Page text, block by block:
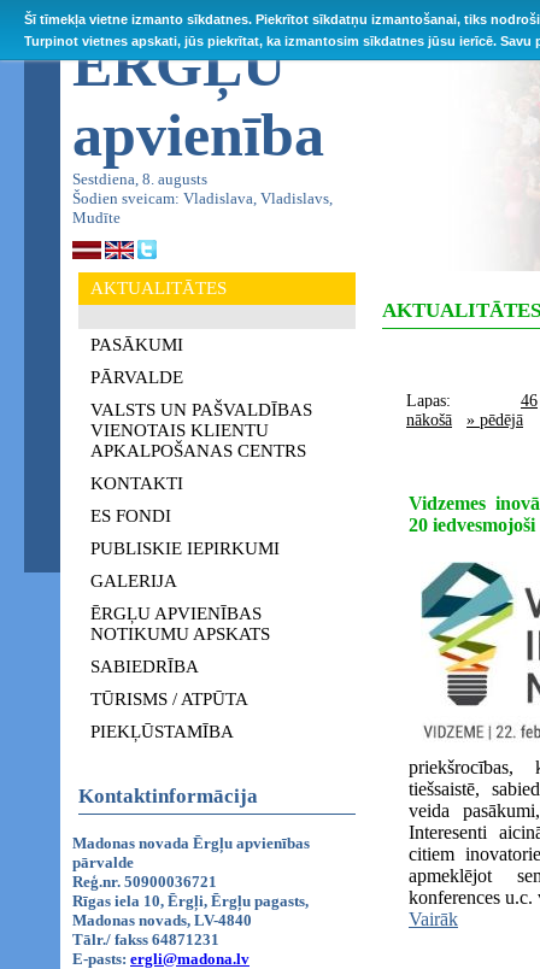
Šī tīmekļa vietne izmanto sīkdatnes. Piekrītot sīkdatņu izmantošanai, tiks
Turpinot vietnes apskati, jūs piekrītat, ka izmantosim sīkdatnes jūsu ierīcē.
ĒRGĻU
apvienība
Sestdiena, 8. augusts
Šodien sveicam: Vladislava, Vladislavs,
Mudīte
AKTUALITĀTES
PASĀKUMI
PĀRVALDE
VALSTS UN PAŠVALDĪBAS
VIENOTAIS KLIENTU
APKALPOŠANAS CENTRS
KONTAKTI
ES FONDI
PUBLISKIE IEPIRKUMI
GALERIJA
ĒRGĻU APVIENĪBAS
NOTIKUMU APSKATS
SABIEDRĪBA
TŪRISMS / ATPŪTA
PIEKĻŪSTAMĪBA
Kontaktinformācija
Madonas novada Ērgļu apvienības
pārvalde
Reģ.nr. 50900036721
Rīgas iela 10, Ērgļi, Ērgļu pagasts,
Madonas novads, LV-4840
Tālr./ fakss 64871231
E-pasts: ergli@madona.lv
AKTUALITĀTES
Lapas:
46
nākošā
» pēdējā
Vidzemes
20
priekšrocības,
tiešsaistē,
veida
Interesenti
citiem
apmeklējot
konferences u.c.
Vairāk